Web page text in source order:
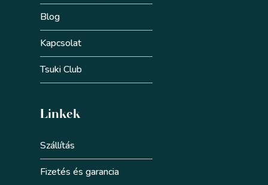
Blog
Kapcsolat
Tsuki Club
Linkek
Szállítás
Fizetés és garancia